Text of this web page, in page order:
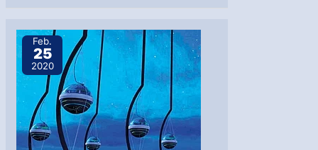
Beteiligung
an
Großprojekten
Feb.
25
2020